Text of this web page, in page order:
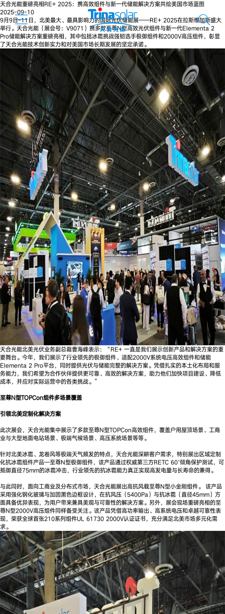
天合光能重磅亮相RE+ 2025：携高效组件与新一代储能解决方案共绘美国市场蓝图
2025-09-10
9月9日-11日，北美最大、最具影响力的国际光伏储能展——RE+ 2025在拉斯维加斯盛大
举行。天合光能（展会号：V9071）携多款至尊N型高效光伏组件与新一代Elementa 2
Pro储能解决方案重磅亮相，其中包括冰雹挑战强韧选手极御组件和2000V高压组件，彰显
了天合光能技术创新实力和对美国市场长期发展的坚定承诺。
天合光能北美光伏业务副总裁曹海峰表示：“RE+ 一直是我们展示创新产品和解决方案的重
要舞台。今年，我们展示了行业领先的极御组件、适配2000V系统电压高效组件和储能
Elementa 2 Pro平台，同时提供光伏与储能完整的解决方案。凭借扎实的本土化布局和服
务能力，我们希望为合作伙伴提供更可靠、高效的解决方案，助力他们加快项目建设、降低
成本，并应对实际运营中的各类挑战。”
至尊N型TOPCon组件多场景覆盖
引领北美定制化解决方案
此次展会，天合光能集中展示了多款至尊N型TOPCon高效组件，覆盖户用屋顶场景、工商
业与大型地面电站场景、极端气候场景、高压系统场景等等。
针对北美冰雹、龙卷风等极端天气频发的特点，天合光能深耕客户需求，特别展出区域定制
化抗冰雹组件产品—至尊N型极御组件，该产品通过权威第三方RETC 60°倾角保护测试，可
抵御直径75mm的冰雹冲击，行业领先的抗冰雹能力真正实现高发电量与长寿命的兼得。
与此同时，面向工商业及分布式市场，天合光能展出高抗风载至尊N型小金刚组件。 该产品
采用强化钢化玻璃与加固黑色边框设计，在抗风压（5400Pa）与抗冰雹（直径45mm）方
面具备优异表现，为用户带来兼具美观与可靠性的解决方案。另外，展会现场重磅亮相的至
尊N型2000V高压组件同样备受关注。该产品凭借高功率输出、高系统电压和卓越可靠性表
现，荣获全球首张210系列组件UL 61730 2000V认证证书，充分满足北美市场多元化需
求。